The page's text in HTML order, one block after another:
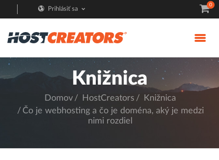
Prihlásiť sa
0
Knižnica
Domov HostCreators
Knižnica
Čo je webhosting a čo je doména, aký je medzi
nimi rozdiel